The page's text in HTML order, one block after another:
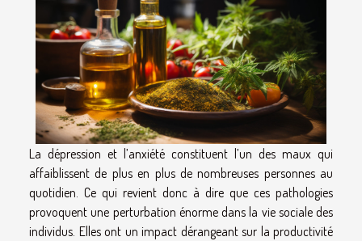
La dépression et l’anxiété constituent l’un des maux qui
affaiblissent de plus en plus de nombreuses personnes au
quotidien. Ce qui revient donc à dire que ces pathologies
provoquent une perturbation énorme dans la vie sociale des
individus. Elles ont un impact dérangeant sur la productivité